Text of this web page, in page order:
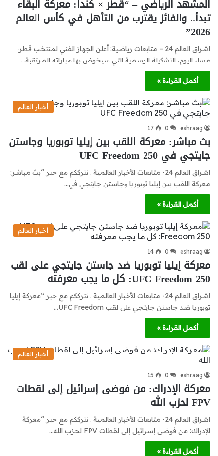
المشهد الرياضي – “قطر × كندا: معركة البقاء
تبدأ.. والفائز يقترب من التأهل في كأس العالم
2026”
اشراق العالم 24 – متابعات رياضية: أعلن الجهاز الفني لمنتخب قطر،
مساء اليوم، التشكيلة الرسمية التي سيخوض بها مباراته المرتقبة…
أكمل القراءة »
أخبار العالم
eshraag
0
17
بث مباشر: معركة اللقب بين إيليا توبوريا وجاستن
جايتجي في UFC Freedom 250
اشراق العالم 24- متابعات الأخبار العالمية . نترككم مع خبر “بث مباشر:
معركة اللقب بين إيليا توبوريا وجاستن جايتجي في…
أكمل القراءة »
أخبار العالم
eshraag
0
14
معركة إيليا توبوريا ضد جاستن جايتجي على لقب
UFC Freedom 250: كل ما يجب معرفته
اشراق العالم 24- متابعات الأخبار العالمية . نترككم مع خبر “معركة إيليا
توبوريا ضد جاستن جايتجي على لقب UFC Freedom…
أكمل القراءة »
أخبار العالم
eshraag
0
15
معركة الإدراك: من فوضى إسرائيل إلى لقطات
FPV لحزب الله
اشراق العالم 24- متابعات الأخبار العالمية . نترككم مع خبر “معركة
الإدراك: من فوضى إسرائيل إلى لقطات FPV لحزب الله…
أكمل القراءة »